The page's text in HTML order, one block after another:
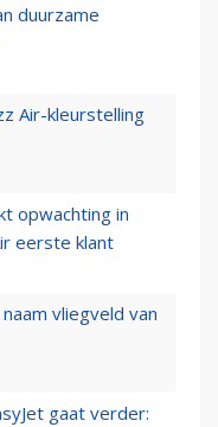
duurzame
Air-kleurstelling
opwachting in
eerste klant
vliegveld van
gaat verder: